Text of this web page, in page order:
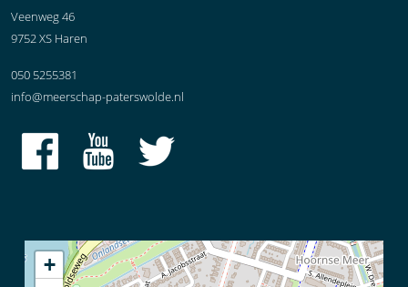
Veenweg 46
9752 XS Haren
050 5255381
info@meerschap-paterswolde.nl
+